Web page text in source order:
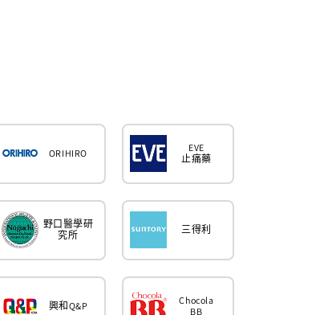
ORIHIRO
EVE
止痛藥
野口醫學研
究所
三得利
興和Q&P
Chocola
BB